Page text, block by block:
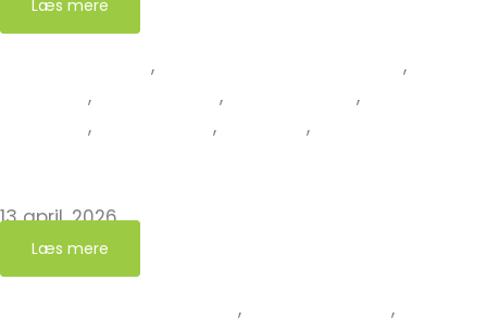
Læs mere
, ,
, , ,
, , ,
13 april, 2026
Læs mere
, ,